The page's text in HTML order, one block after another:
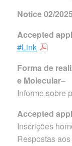
Notice 02/2025
Accepted
#Link
Forma de
e Molecular–
Informe sobre
Accepted
Inscrições
Respostas